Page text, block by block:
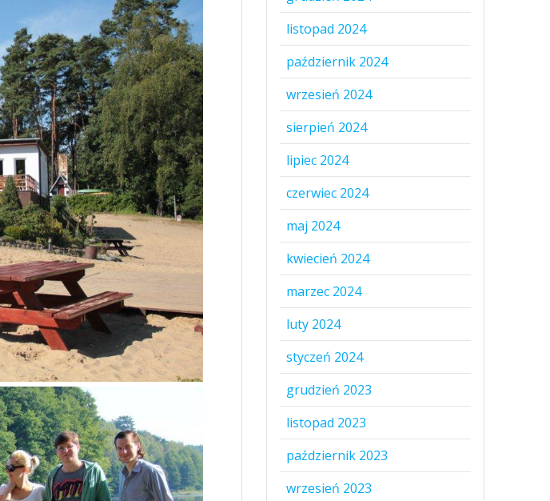
listopad 2024
październik 2024
wrzesień 2024
sierpień 2024
lipiec 2024
czerwiec 2024
maj 2024
kwiecień 2024
marzec 2024
luty 2024
styczeń 2024
grudzień 2023
listopad 2023
październik 2023
wrzesień 2023